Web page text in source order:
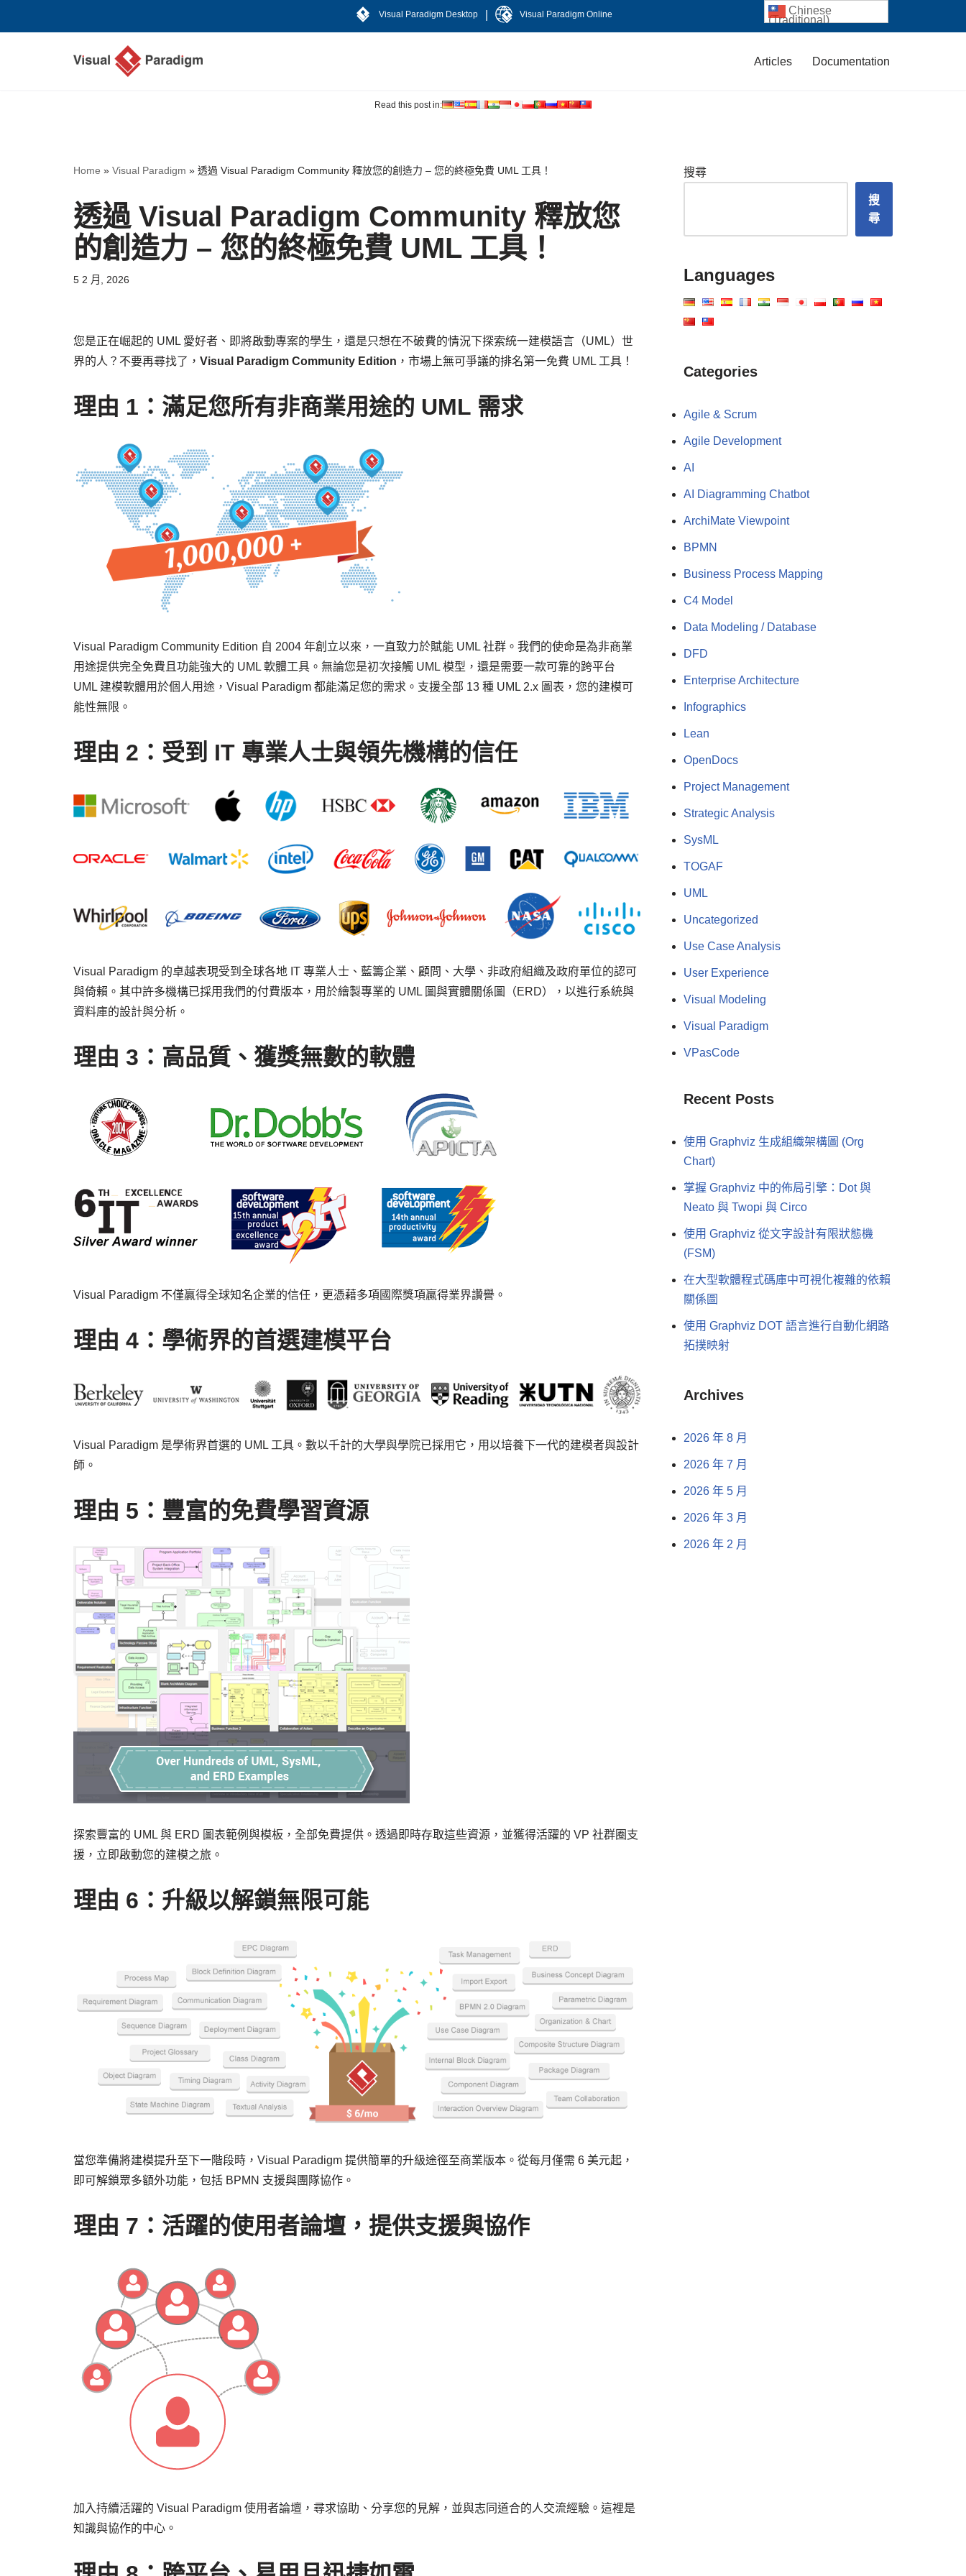
Visual Paradigm Desktop Visual Paradigm Online
Articles Documentation
Read this post in:
Home » Visual Paradigm » 透過 Visual Paradigm Community 釋放您的創造力 – 您的終極免費 UML 工具！
透過 Visual Paradigm Community 釋放您
的創造力 – 您的終極免費 UML 工具！
5 2 月, 2026
您是正在崛起的 UML 愛好者、即將啟動專案的學生，還是只想在不破費的情況下探索統一建模語言（UML）世
界的人？不要再尋找了， Visual Paradigm Community Edition ，市場上無可爭議的排名第一免費 UML 工具！
理由 1：滿足您所有非商業用途的 UML 需求
Visual Paradigm Community Edition 自 2004 年創立以來，一直致力於賦能 UML 社群。我們的使命是為非商業
用途提供完全免費且功能強大的 UML 軟體工具。無論您是初次接觸 UML 模型，還是需要一款可靠的跨平台
UML 建模軟體用於個人用途，Visual Paradigm 都能滿足您的需求。支援全部 13 種 UML 2.x 圖表，您的建模可
能性無限。
理由 2：受到 IT 專業人士與領先機構的信任
Visual Paradigm 的卓越表現受到全球各地 IT 專業人士、藍籌企業、顧問、大學、非政府組織及政府單位的認可
與倚賴。其中許多機構已採用我們的付費版本，用於繪製專業的 UML 圖與實體關係圖（ERD），以進行系統與
資料庫的設計與分析。
理由 3：高品質、獲獎無數的軟體
Visual Paradigm 不僅贏得全球知名企業的信任，更憑藉多項國際獎項贏得業界讚譽。
理由 4：學術界的首選建模平台
Visual Paradigm 是學術界首選的 UML 工具。數以千計的大學與學院已採用它，用以培養下一代的建模者與設計
師。
理由 5：豐富的免費學習資源
探索豐富的 UML 與 ERD 圖表範例與模板，全部免費提供。透過即時存取這些資源，並獲得活躍的 VP 社群圈支
援，立即啟動您的建模之旅。
理由 6：升級以解鎖無限可能
當您準備將建模提升至下一階段時，Visual Paradigm 提供簡單的升級途徑至商業版本。從每月僅需 6 美元起，
即可解鎖眾多額外功能，包括 BPMN 支援與團隊協作。
理由 7：活躍的使用者論壇，提供支援與協作
加入持續活躍的 Visual Paradigm 使用者論壇，尋求協助、分享您的見解，並與志同道合的人交流經驗。這裡是
知識與協作的中心。
搜尋
搜
尋
Languages
Categories
Agile & Scrum
Agile Development
AI
AI Diagramming Chatbot
ArchiMate Viewpoint
BPMN
Business Process Mapping
C4 Model
Data Modeling / Database
DFD
Enterprise Architecture
Infographics
Lean
OpenDocs
Project Management
Strategic Analysis
SysML
TOGAF
UML
Uncategorized
Use Case Analysis
User Experience
Visual Modeling
Visual Paradigm
VPasCode
Recent Posts
使用 Graphviz 生成組織架構圖 (Org
Chart)
掌握 Graphviz 中的佈局引擎：Dot 與
Neato 與 Twopi 與 Circo
使用 Graphviz 從文字設計有限狀態機
(FSM)
在大型軟體程式碼庫中可視化複雜的依賴
關係圖
使用 Graphviz DOT 語言進行自動化網路
拓撲映射
Archives
2026 年 8 月
2026 年 7 月
2026 年 5 月
2026 年 3 月
2026 年 2 月
Chinese
(Traditional)